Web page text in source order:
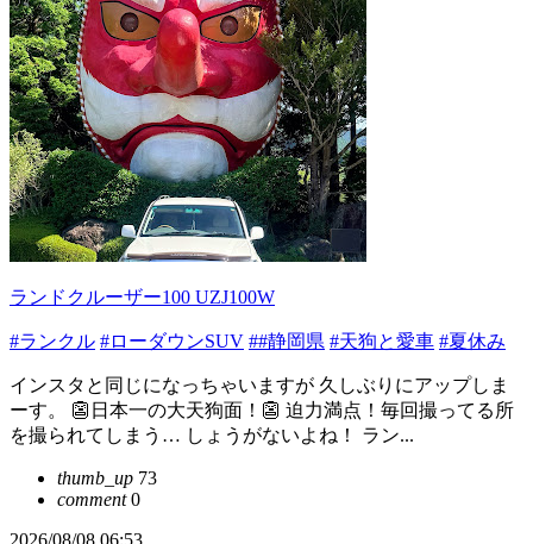
ランドクルーザー100 UZJ100W
#ランクル #ローダウンSUV ##静岡県 #天狗と愛車 #夏休み
インスタと同じになっちゃいますが 久しぶりにアップしま
ーす。 👺日本一の大天狗面！👺 迫力満点！毎回撮ってる所
を撮られてしまう… しょうがないよね！ ラン...
thumb_up 73
comment0
2026/08/08 06:53